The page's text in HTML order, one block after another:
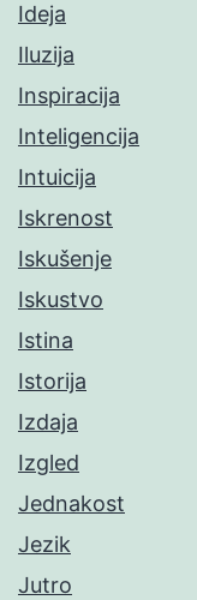
Ideja
Iluzija
Inspiracija
Inteligencija
Intuicija
Iskrenost
Iskušenje
Iskustvo
Istina
Istorija
Izdaja
Izgled
Jednakost
Jezik
Jutro